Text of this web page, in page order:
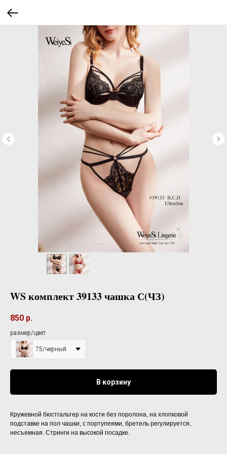
WS комплект 39133 чашка С(ЧЗ)
850 р.
размер/цвет
75/черный
В корзину
Кружевной бюстгальтер на кости без поролона, на хлопковой
подставке на пол чашки, с портупеями, бретель регулируется,
несъемная. Стринги на высокой посадке.